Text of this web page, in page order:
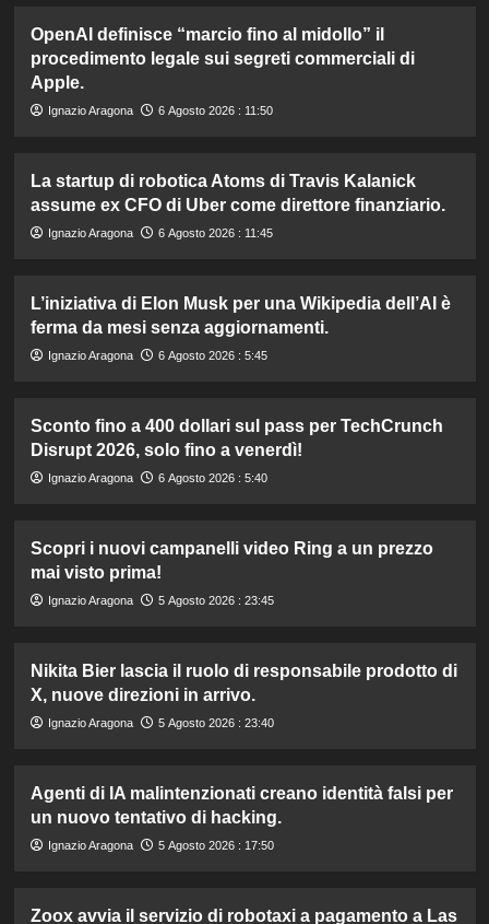
OpenAI definisce “marcio fino al midollo” il
procedimento legale sui segreti commerciali di
Apple.
Ignazio Aragona 6 Agosto 2026 : 11:50
La startup di robotica Atoms di Travis Kalanick
assume ex CFO di Uber come direttore finanziario.
Ignazio Aragona 6 Agosto 2026 : 11:45
L’iniziativa di Elon Musk per una Wikipedia dell’AI è
ferma da mesi senza aggiornamenti.
Ignazio Aragona 6 Agosto 2026 : 5:45
Sconto fino a 400 dollari sul pass per TechCrunch
Disrupt 2026, solo fino a venerdì!
Ignazio Aragona 6 Agosto 2026 : 5:40
Scopri i nuovi campanelli video Ring a un prezzo
mai visto prima!
Ignazio Aragona 5 Agosto 2026 : 23:45
Nikita Bier lascia il ruolo di responsabile prodotto di
X, nuove direzioni in arrivo.
Ignazio Aragona 5 Agosto 2026 : 23:40
Agenti di IA malintenzionati creano identità falsi per
un nuovo tentativo di hacking.
Ignazio Aragona 5 Agosto 2026 : 17:50
Zoox avvia il servizio di robotaxi a pagamento a Las